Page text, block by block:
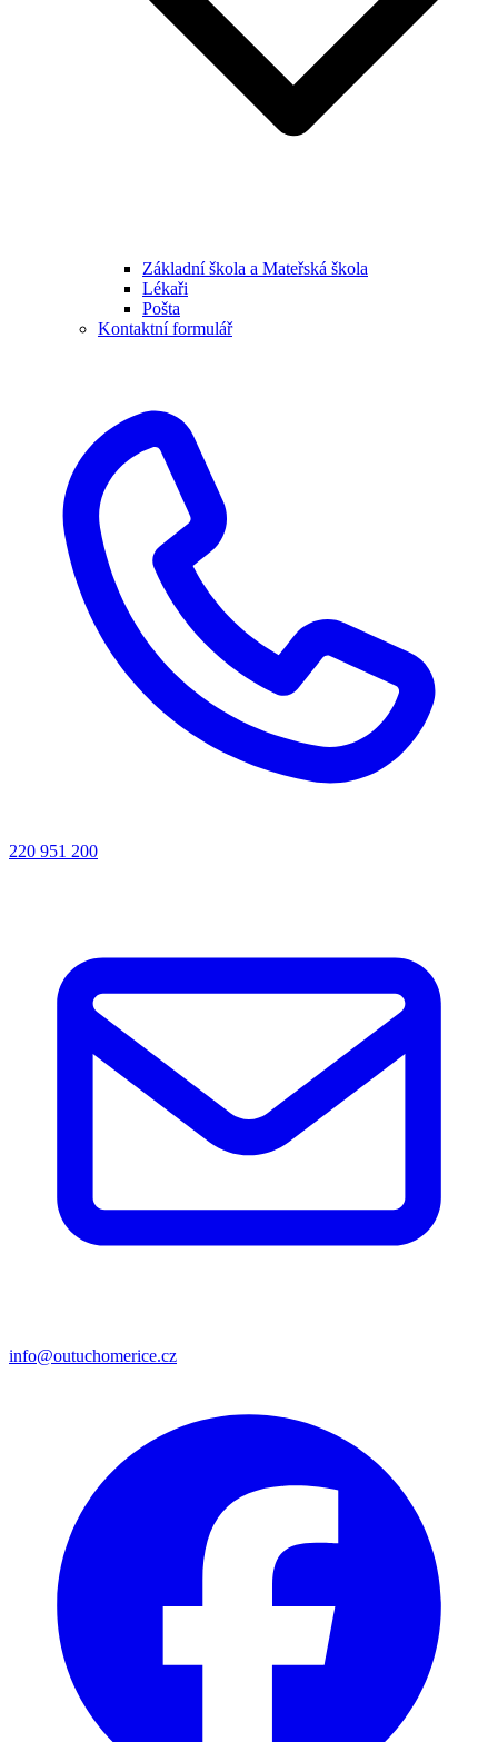
Základní škola a Mateřská škola
Lékaři
Pošta
Kontaktní formulář
220 951 200
info@outuchomerice.cz